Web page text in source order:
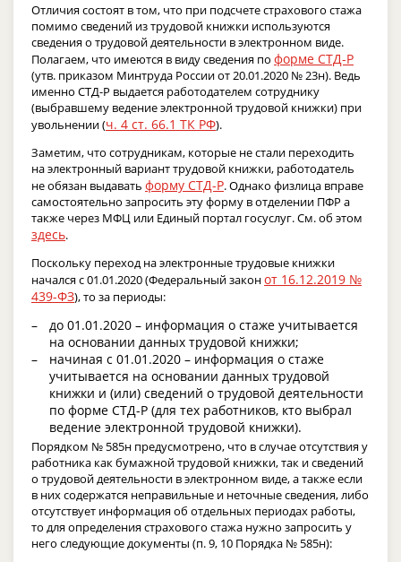
Отличия состоят в том, что при подсчете страхового стажа
помимо сведений из трудовой книжки используются
сведения о трудовой деятельности в электронном виде.
Полагаем, что имеются в виду сведения по форме СТД-Р
(утв. приказом Минтруда России от 20.01.2020 № 23н). Ведь
именно СТД-Р выдается работодателем сотруднику
(выбравшему ведение электронной трудовой книжки) при
увольнении (ч. 4 ст. 66.1 ТК РФ).
Заметим, что сотрудникам, которые не стали переходить
на электронный вариант трудовой книжки, работодатель
не обязан выдавать форму СТД-Р. Однако физлица вправе
самостоятельно запросить эту форму в отделении ПФР а
также через МФЦ или Единый портал госуслуг. См. об этом
здесь.
Поскольку переход на электронные трудовые книжки
начался с 01.01.2020 (Федеральный законот 16.12.2019 №
439-ФЗ), то за периоды:
до 01.01.2020 – информация о стаже учитывается
на основании данных трудовой книжки;
начиная с 01.01.2020 – информация о стаже
учитывается на основании данных трудовой
книжки и (или) сведений о трудовой деятельности
по форме СТД-Р (для тех работников, кто выбрал
ведение электронной трудовой книжки).
Порядком № 585н предусмотрено, что в случае отсутствия у
работника как бумажной трудовой книжки, так и сведений
о трудовой деятельности в электронном виде, а также если
в них содержатся неправильные и неточные сведения, либо
отсутствует информация об отдельных периодах работы,
то для определения страхового стажа нужно запросить у
него следующие документы (п. 9, 10 Порядка № 585н):